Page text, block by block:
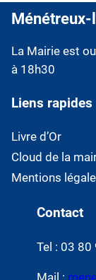
La Mairie est
à 18h30
Liens rapides
Livre d’Or
Cloud de la
Mentions
Contact
Tel : 03 80
Mail :